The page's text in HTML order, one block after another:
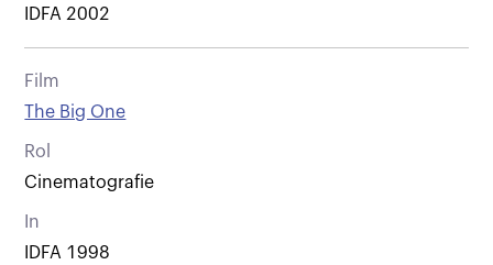
IDFA 2002
Film
The Big One
Rol
Cinematografie
In
IDFA 1998